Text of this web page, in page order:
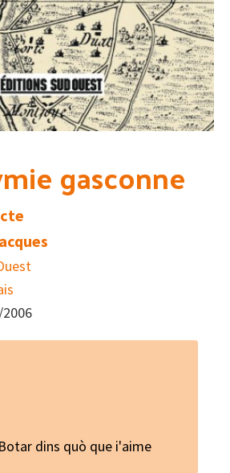
gasconne
Botar dins quò que i'aime